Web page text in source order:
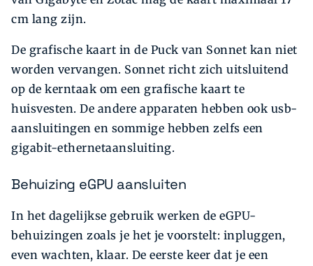
cm lang zijn.
De grafische kaart in de Puck van Sonnet kan niet
worden vervangen. Sonnet richt zich uitsluitend
op de kerntaak om een grafische kaart te
huisvesten. De andere apparaten hebben ook usb-
aansluitingen en sommige hebben zelfs een
gigabit-ethernetaansluiting.
Behuizing eGPU aansluiten
In het dagelijkse gebruik werken de eGPU-
behuizingen zoals je het je voorstelt: inpluggen,
even wachten, klaar. De eerste keer dat je een